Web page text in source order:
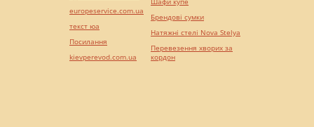
europeservice.com.ua
текст юа
Посилання
kievperevod.com.ua
Брендові сумки
Натяжні стелі Nova Stelya
Перевезення хворих за
кордон